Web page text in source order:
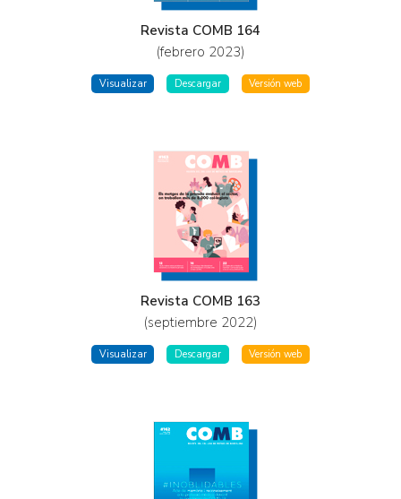
Revista COMB 164
(febrero 2023)
Visualizar Descargar Versión web
Revista COMB 163
(septiembre 2022)
Visualizar Descargar Versión web